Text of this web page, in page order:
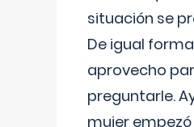
situación se
De igual forma
aprovecho
preguntarle.
mujer